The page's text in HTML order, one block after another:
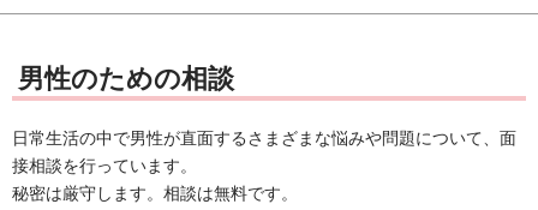
男性のための相談
日常生活の中で男性が直面するさまざまな悩みや問題について、面
接相談を行っています。
秘密は厳守します。相談は無料です。